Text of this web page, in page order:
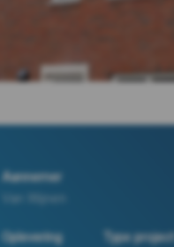
Aannemer
Van Wijnen
Oplevering
Type project